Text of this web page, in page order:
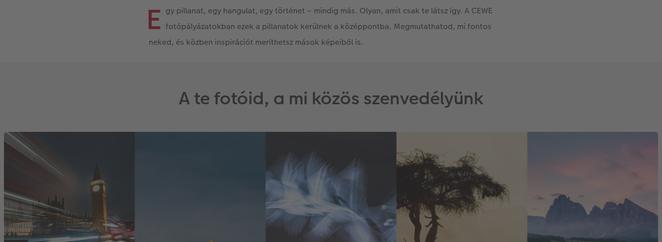
E gy pillanat, egy hangulat, egy történet – mindig más. Olyan, amit csak te látsz így. A CEWE
fotópályázatokban ezek a pillanatok kerülnek a középpontba. Megmutathatod, mi fontos
neked, és közben inspirációt meríthetsz mások képeiből is.
A te fotóid, a mi közös szenvedélyünk